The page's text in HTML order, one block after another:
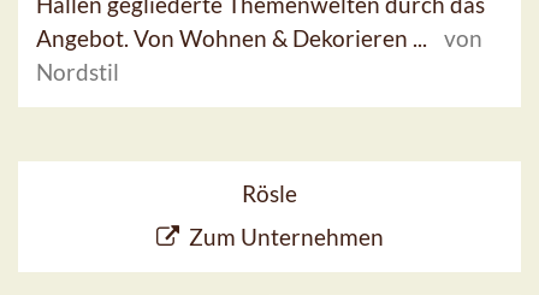
Angebot. Von Wohnen & Dekorieren ...
von
Nordstil
Rösle
Zum Unternehmen